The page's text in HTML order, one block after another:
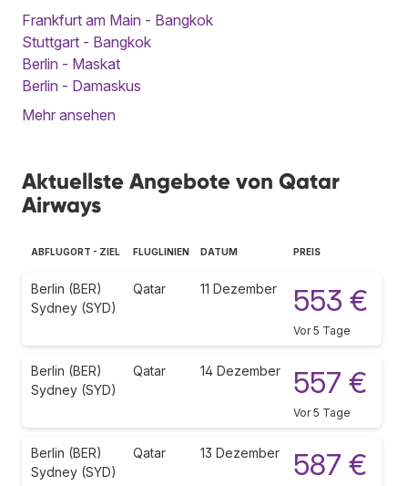
Frankfurt am Main - Bangkok
Stuttgart - Bangkok
Berlin - Maskat
Berlin - Damaskus
Mehr ansehen
Aktuellste Angebote von Qatar
Airways
ABFLUGORT - ZIEL FLUGLINIEN DATUM PREIS
Berlin (BER)
Sydney (SYD)
Qatar 11 Dezember 553 €
Vor 5 Tage
Berlin (BER)
Sydney (SYD)
Qatar 14 Dezember 557 €
Vor 5 Tage
Berlin (BER)
Sydney (SYD)
Qatar 13 Dezember 587 €